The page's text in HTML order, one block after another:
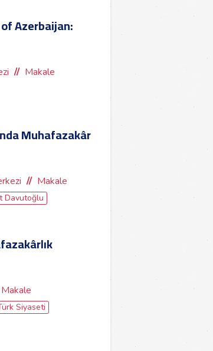
Azerbaijan:
Makale
Muhafazakâr
Makale
Davutoğlu
Makale
Siyaseti